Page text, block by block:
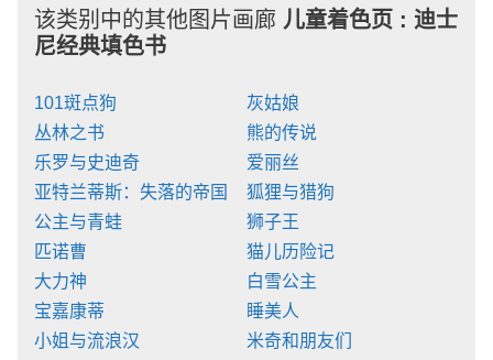
该类别中的其他图片画廊 儿童着色页 : 迪士
尼经典填色书
101斑点狗
丛林之书
乐罗与史迪奇
亚特兰蒂斯：失落的帝国
公主与青蛙
匹诺曹
大力神
宝嘉康蒂
小姐与流浪汉
灰姑娘
熊的传说
爱丽丝
狐狸与猎狗
狮子王
猫儿历险记
白雪公主
睡美人
米奇和朋友们